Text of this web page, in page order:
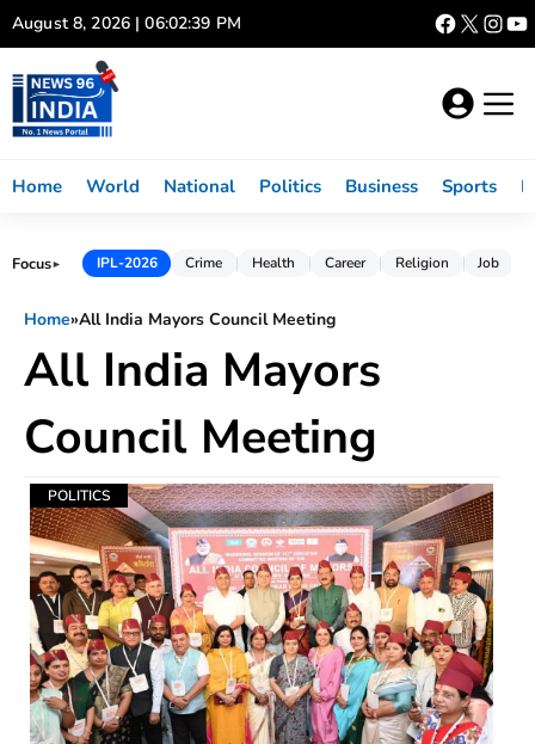
Skip
to
content
August 8, 2026 | 06:02:39 PM
Home World National Politics Business Sports
Focus► IPL-2026 Crime Health Career Religion Job
Home»All India Mayors Council Meeting
All India Mayors
Council Meeting
POLITICS